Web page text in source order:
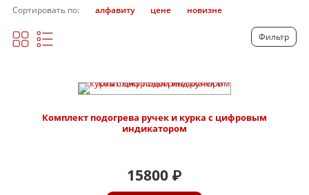
Сортировать по: алфавиту цене новизне
Фильтр
Комплект подогрева ручек и курка с цифровым
индикатором
15800 ₽